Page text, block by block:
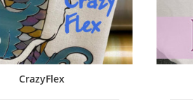
CrazyFlex